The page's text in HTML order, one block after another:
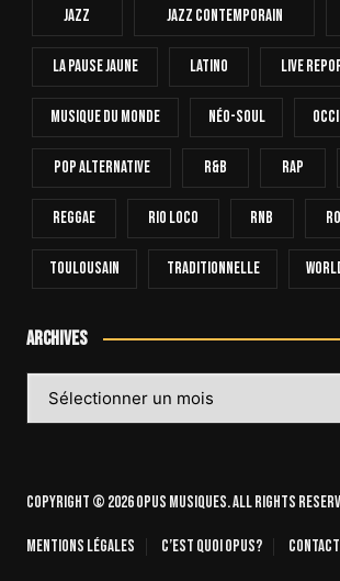
Jazz Jazz Contemporain
La Pause Jaune Latino Live
Musique Du Monde Néo-Soul
Pop Alternative R&B Rap
Reggae Rio Loco RnB
Toulousain Traditionnelle
Archives
Copyright © 2026 OPUS Musiques. All rights
Mentions légales C’est quoi Opus? Contact